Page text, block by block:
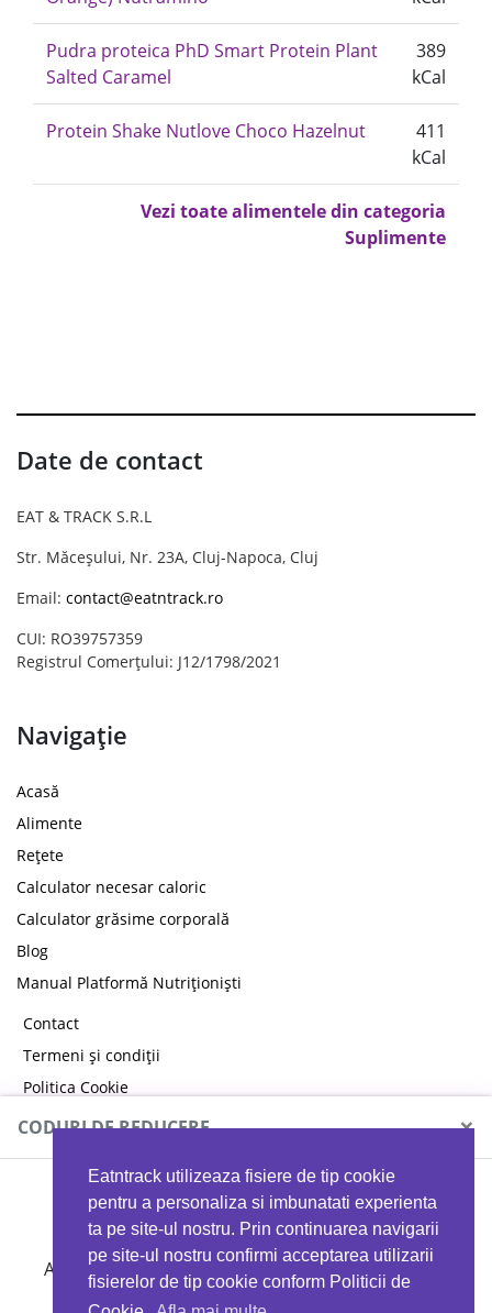
Eatntrack utilizeaza fisiere de tip cookie
pentru a personaliza si imbunatati experienta
ta pe site-ul nostru. Prin continuarea navigarii
pe site-ul nostru confirmi acceptarea utilizarii
fisierelor de tip cookie conform Politicii de
Pudra proteica PhD Smart Protein Plant
Salted Caramel
389
kCal
Protein Shake Nutlove Choco Hazelnut
411
kCal
Vezi toate alimentele din categoria
Suplimente
Date de contact
EAT & TRACK S.R.L
Str. Măceșului, Nr. 23A, Cluj-Napoca, Cluj
Email: contact@eatntrack.ro
CUI: RO39757359
Registrul Comerțului: J12/1798/2021
Navigație
Acasă
Alimente
Rețete
Calculator necesar caloric
Calculator grăsime corporală
Blog
Manual Platformă Nutriționiști
Contact
Termeni și condiții
Politica Cookie
Politica de confidențialitate
CODURI DE REDUCERE ×
MYPROTEIN
Ai 40%reducere la orice comandă folosind codul
EATTRACK